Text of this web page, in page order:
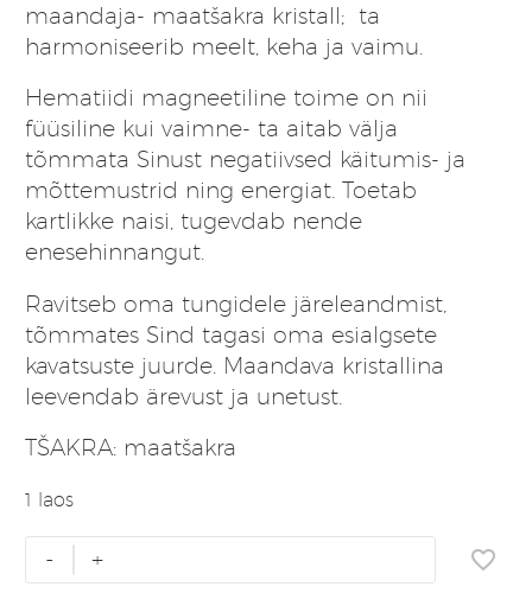
maandaja- maatšakra kristall; ta
harmoniseerib meelt, keha ja vaimu.
Hematiidi magneetiline toime on nii
füüsiline kui vaimne- ta aitab välja
tõmmata Sinust negatiivsed käitumis- ja
mõttemustrid ning energiat. Toetab
kartlikke naisi, tugevdab nende
enesehinnangut.
Ravitseb oma tungidele järeleandmist,
tõmmates Sind tagasi oma esialgsete
kavatsuste juurde. Maandava kristallina
leevendab ärevust ja unetust.
TŠAKRA: maatšakra
1 laos
-
Käevõru
hematiit
+